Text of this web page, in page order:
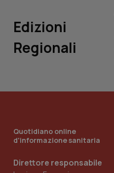
Edizioni
Regionali
Quotidiano online
d'informazione sanitaria
Direttore responsabile